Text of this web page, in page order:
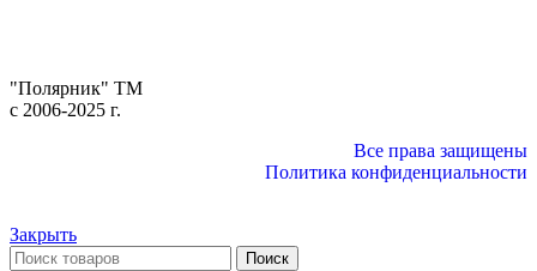
"Полярник" TM
c 2006-2025 г.
Все права защищены
Политика конфиденциальности
Закрыть
Поиск